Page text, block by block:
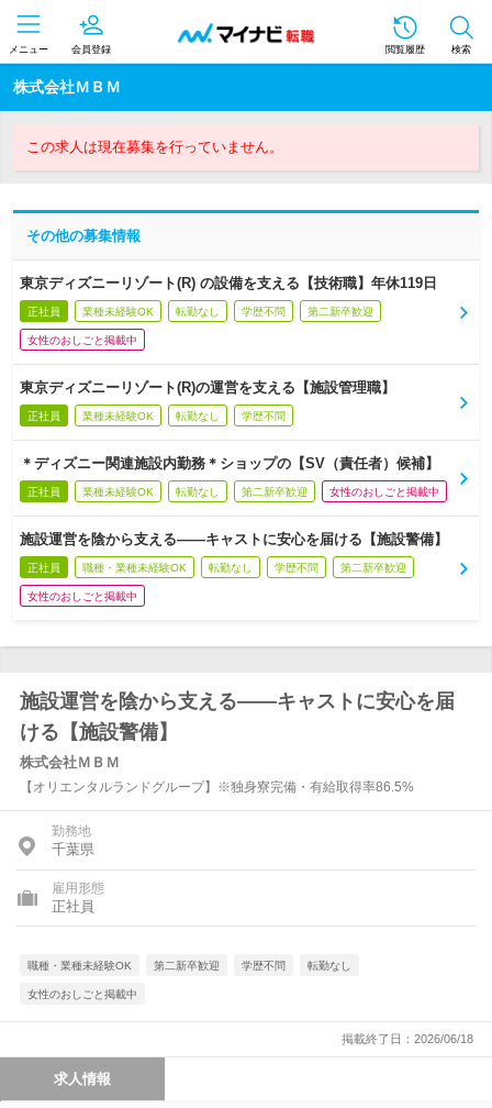
メニュー 会員登録 閲覧履歴 検索
株式会社ＭＢＭ
この求人は現在募集を行っていません。
その他の募集情報
東京ディズニーリゾート(R) の設備を支える【技術職】年休119日
正社員 業種未経験OK 転勤なし 学歴不問 第二新卒歓迎
女性のおしごと掲載中
東京ディズニーリゾート(R)の運営を支える【施設管理職】
正社員 業種未経験OK 転勤なし 学歴不問
＊ディズニー関連施設内勤務＊ショップの【SV（責任者）候補】
正社員 業種未経験OK 転勤なし 第二新卒歓迎 女性のおしごと掲載中
施設運営を陰から支える――キャストに安心を届ける【施設警備】
正社員 職種・業種未経験OK 転勤なし 学歴不問 第二新卒歓迎
女性のおしごと掲載中
施設運営を陰から支える――キャストに安心を届
ける【施設警備】
株式会社ＭＢＭ
【オリエンタルランドグループ】※独身寮完備・有給取得率86.5%
勤務地
千葉県
雇用形態
正社員
職種・業種未経験OK 第二新卒歓迎 学歴不問 転勤なし
女性のおしごと掲載中
掲載終了日：2026/06/18
求人情報